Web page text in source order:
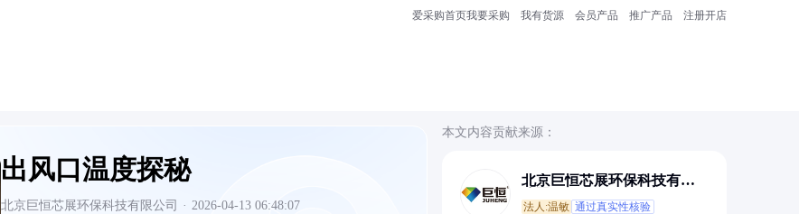
爱采购首页我要采购 我有货源 会员产品 推广产品 注册开店
出风口温度探秘
北京巨恒芯展环保科技有限公司 · 2026-04-13 06:48:07
本文内容贡献来源：
北京巨恒芯展环保科技有限
法人:温敏 通过真实性核验